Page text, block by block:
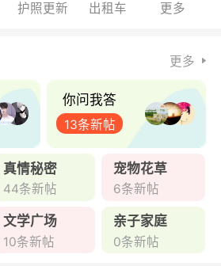
护照更新 出租车 更多
更多
你问我答
13条新帖
真情秘密
44条新帖
宠物花草
6条新帖
文学广场
10条新帖
亲子家庭
0条新帖